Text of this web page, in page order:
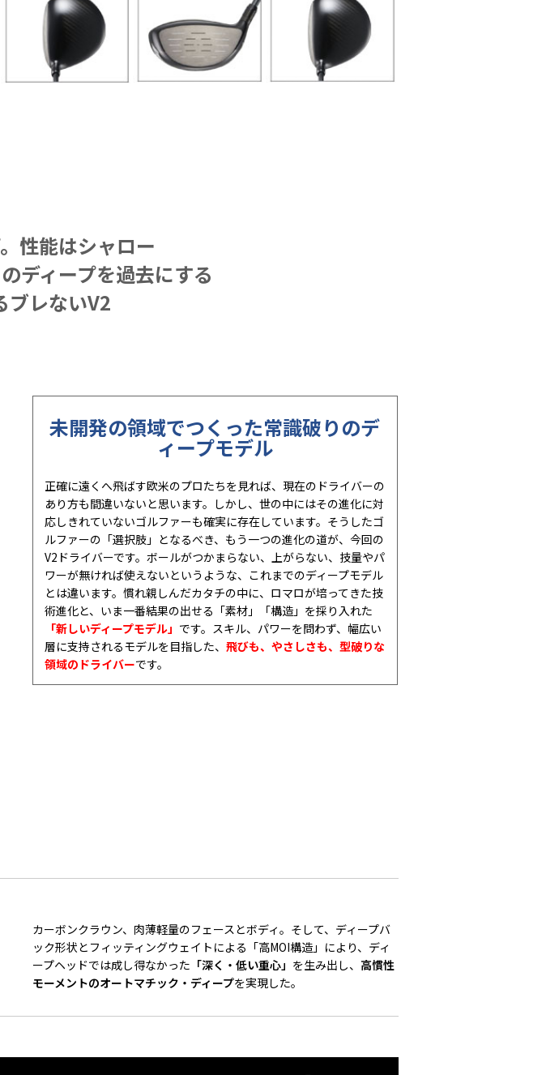
性能はシャロー
ディープを過去にする
ブレないV2
未開発の領域でつくった常識破りのデ
ィープモデル
正確に遠くへ飛ばす欧米のプロたちを見れば、現在のドライバーの
あり方も間違いないと思います。しかし、世の中にはその進化に対
応しきれていないゴルファーも確実に存在しています。そうしたゴ
ルファーの「選択肢」となるべき、もう一つの進化の道が、今回の
V2ドライバーです。ボールがつかまらない、上がらない、技量やパ
ワーが無ければ使えないというような、これまでのディープモデル
とは違います。慣れ親しんだカタチの中に、ロマロが培ってきた技
術進化と、いま一番結果の出せる「素材」「構造」を採り入れた
「新しいディープモデル」 です。スキル、パワーを問わず、幅広い
層に支持されるモデルを目指した、 飛びも、やさしさも、型破りな
領域のドライバーです。
カーボンクラウン、肉薄軽量のフェースとボディ。そして、ディープバ
ック形状とフィッティングウェイトによる「高MOI構造」により、ディ
ープヘッドでは成し得なかった 「深く・低い重心」 を生み出し、 高慣性
モーメントのオートマチック・ディープを実現した。